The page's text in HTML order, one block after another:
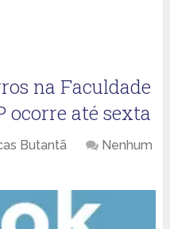
na Faculdade
ocorre até sexta
Butantã
Nenhum